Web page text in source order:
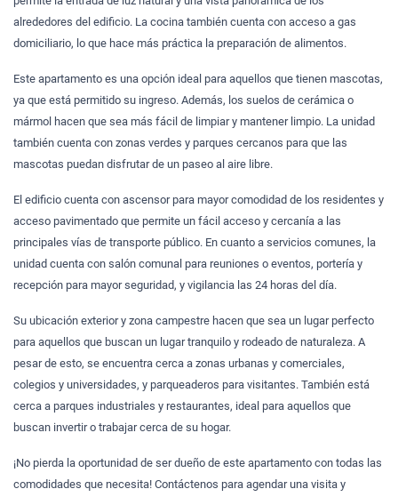
alrededores del edificio. La cocina también cuenta con acceso a gas
domiciliario, lo que hace más práctica la preparación de alimentos.
Este apartamento es una opción ideal para aquellos que tienen mascotas,
ya que está permitido su ingreso. Además, los suelos de cerámica o
mármol hacen que sea más fácil de limpiar y mantener limpio. La unidad
también cuenta con zonas verdes y parques cercanos para que las
mascotas puedan disfrutar de un paseo al aire libre.
El edificio cuenta con ascensor para mayor comodidad de los residentes y
acceso pavimentado que permite un fácil acceso y cercanía a las
principales vías de transporte público. En cuanto a servicios comunes, la
unidad cuenta con salón comunal para reuniones o eventos, portería y
recepción para mayor seguridad, y vigilancia las 24 horas del día.
Su ubicación exterior y zona campestre hacen que sea un lugar perfecto
para aquellos que buscan un lugar tranquilo y rodeado de naturaleza. A
pesar de esto, se encuentra cerca a zonas urbanas y comerciales,
colegios y universidades, y parqueaderos para visitantes. También está
cerca a parques industriales y restaurantes, ideal para aquellos que
buscan invertir o trabajar cerca de su hogar.
¡No pierda la oportunidad de ser dueño de este apartamento con todas las
comodidades que necesita! Contáctenos para agendar una visita y